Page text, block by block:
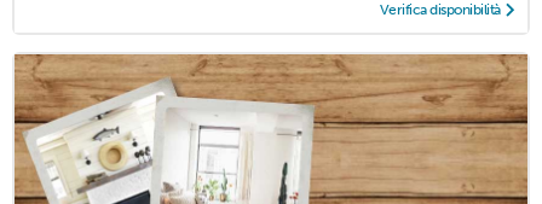
Verifica disponibilità